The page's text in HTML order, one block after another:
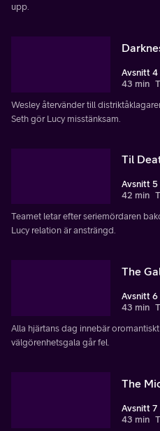
upp.
Avsnitt 4
43 min
Wesley återvänder till
Seth gör Lucy misstänksam.
Til
Avsnitt 5
42 min
Teamet letar efter seriemördaren
Lucy relation är ansträngd.
The
Avsnitt 6
43 min
Alla hjärtans dag innebär
välgörenhetsgala går fel.
The
Avsnitt 7
43 min